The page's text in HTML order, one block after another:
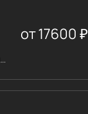
Санкт-Петербург, Большой зал филармонии имени Шостаковича
от17600 ₽